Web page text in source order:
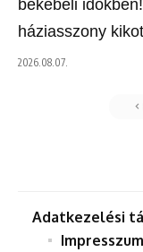
békebeli
háziasszony
2026.08.07.
Adatkezelési
Impresszum